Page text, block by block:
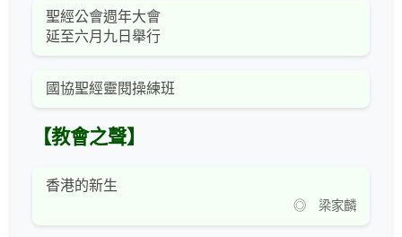
聖經公會週年大會
延至六月九日舉行
國協聖經靈閱操練班
【教會之聲】
香港的新生
◎ 梁家麟